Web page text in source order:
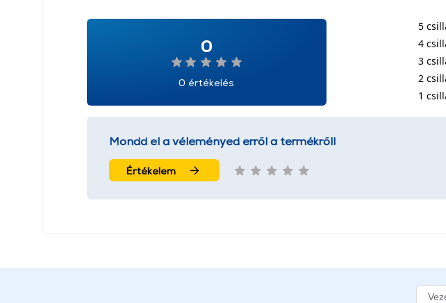
0
0 értékelés
5
4
3
2
1
Mondd el a véleményed erről a termékről!
Értékelem